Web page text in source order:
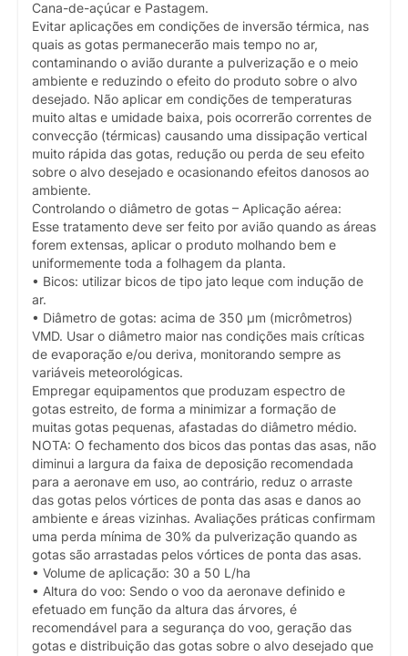
Cana-de-açúcar e Pastagem.
Evitar aplicações em condições de inversão térmica, nas
quais as gotas permanecerão mais tempo no ar,
contaminando o avião durante a pulverização e o meio
ambiente e reduzindo o efeito do produto sobre o alvo
desejado. Não aplicar em condições de temperaturas
muito altas e umidade baixa, pois ocorrerão correntes de
convecção (térmicas) causando uma dissipação vertical
muito rápida das gotas, redução ou perda de seu efeito
sobre o alvo desejado e ocasionando efeitos danosos ao
ambiente.
Controlando o diâmetro de gotas – Aplicação aérea:
Esse tratamento deve ser feito por avião quando as áreas
forem extensas, aplicar o produto molhando bem e
uniformemente toda a folhagem da planta.
• Bicos: utilizar bicos de tipo jato leque com indução de
ar.
• Diâmetro de gotas: acima de 350 µm (micrômetros)
VMD. Usar o diâmetro maior nas condições mais críticas
de evaporação e/ou deriva, monitorando sempre as
variáveis meteorológicas.
Empregar equipamentos que produzam espectro de
gotas estreito, de forma a minimizar a formação de
muitas gotas pequenas, afastadas do diâmetro médio.
NOTA: O fechamento dos bicos das pontas das asas, não
diminui a largura da faixa de deposição recomendada
para a aeronave em uso, ao contrário, reduz o arraste
das gotas pelos vórtices de ponta das asas e danos ao
ambiente e áreas vizinhas. Avaliações práticas confirmam
uma perda mínima de 30% da pulverização quando as
gotas são arrastadas pelos vórtices de ponta das asas.
• Volume de aplicação: 30 a 50 L/ha
• Altura do voo: Sendo o voo da aeronave definido e
efetuado em função da altura das árvores, é
recomendável para a segurança do voo, geração das
gotas e distribuição das gotas sobre o alvo desejado que